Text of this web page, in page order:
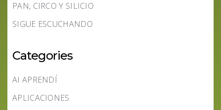
PAN, CIRCO Y SILICIO
SIGUE ESCUCHANDO
Categories
AI APRENDÍ
APLICACIONES